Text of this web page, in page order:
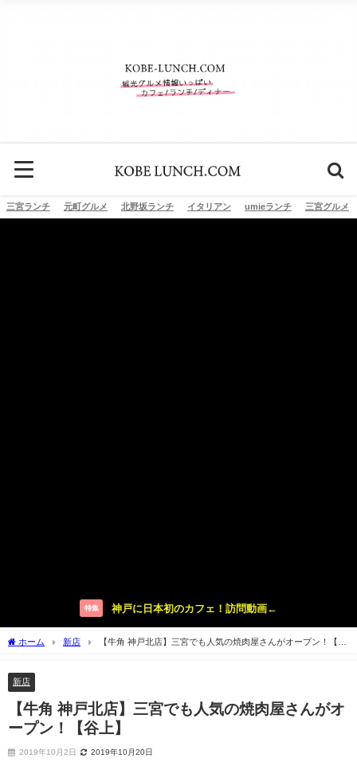
三宮ランチ 元町グルメ 北野坂ランチ イタリアン umieランチ 三宮グルメ
特集 神戸に日本初のカフェ！訪問動画←
ホーム 新店
【牛角 神戸北店】三宮でも人気の焼肉屋さんがオープン！【谷
新店
【牛角 神戸北店】三宮でも人気の焼肉屋さんがオ
ープン！【谷上】
2019年10月2日 2019年10月20日